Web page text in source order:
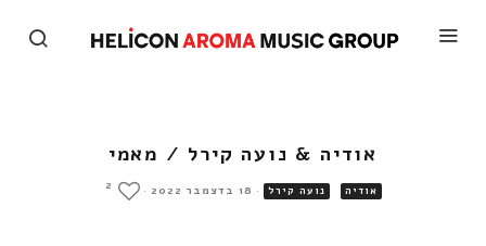
אודיה & נועה קירל / מאמי
אודיה נועה קירל · 18 בדצמבר 2022 ·
2